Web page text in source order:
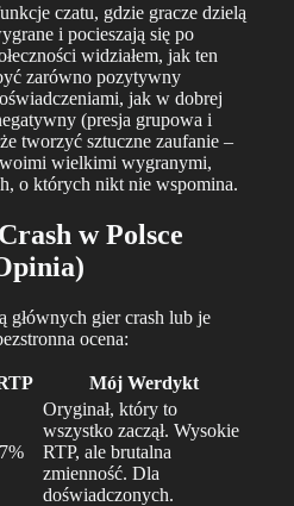
czatu, gdzie gracze dzielą
i pocieszają się po
widziałem, jak ten
zarówno pozytywny
jak w dobrej
(presja grupowa i
tworzyć sztuczne zaufanie –
wielkimi wygranymi,
o których nikt nie wspomina.
w Polsce
głównych gier crash lub je
ocena:
Mój Werdykt
Oryginał, który to
wszystko zaczął. Wysokie
RTP, ale brutalna
zmienność. Dla
doświadczonych.